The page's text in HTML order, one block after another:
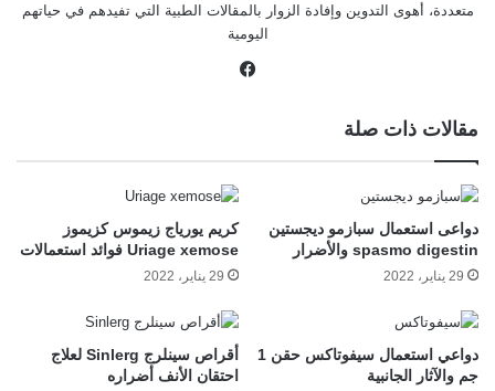
متعددة، أهوى التدوين وإفادة الزوار بالمقالات الطبية التي تفيدهم في حياتهم
اليومية
مقالات ذات صلة
دواعى استعمال سبازمو ديجستين
spasmo digestin والأضرار
29 يناير، 2022
كريم يورياج زيموس كزيموز
Uriage xemose فوائد استعمالات
29 يناير، 2022
دواعي استعمال سيفوتاكس حقن 1
جم والآثار الجانبية
أقراص سينلرج Sinlerg لعلاج
احتقان الأنف أضراره